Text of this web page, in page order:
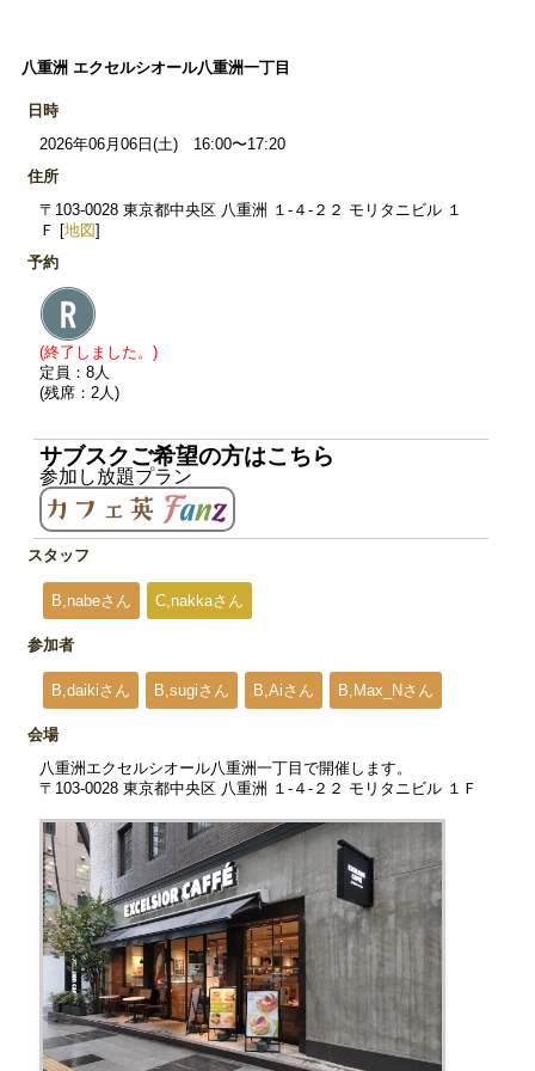
八重洲 エクセルシオール八重洲一丁目
日時
2026年06月06日(土) 16:00〜17:20
住所
〒103-0028 東京都中央区 八重洲 １‐４‐２２ モリタニビル １
Ｆ [地図]
予約
(終了しました。)
定員：8人
(残席：2人)
サブスクご希望の方はこちら
参加し放題プラン
スタッフ
B,nabeさん C,nakkaさん
参加者
B,daikiさん B,sugiさん B,Aiさん B,Max_Nさん
会場
八重洲エクセルシオール八重洲一丁目で開催します。
〒103-0028 東京都中央区 八重洲 １‐４‐２２ モリタニビル １Ｆ